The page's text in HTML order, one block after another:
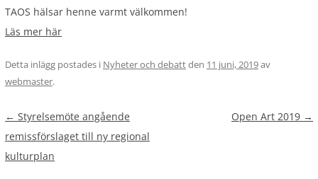
TAOS hälsar henne varmt välkommen!
Läs mer här
Detta inlägg postades i Nyheter och debattden 11 juni, 2019av
webmaster.
Inläggsnavigering
← Styrelsemöte angående
remissförslaget till ny regional
kulturplan
Open Art 2019 →